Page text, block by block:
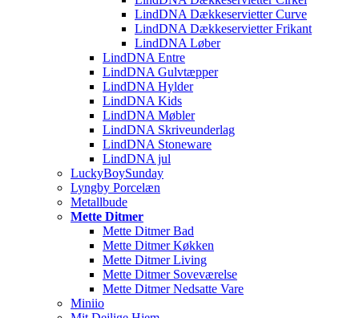
LindDNA Dækkeservietter Curve
LindDNA Dækkeservietter Frikant
LindDNA Løber
LindDNA Entre
LindDNA Gulvtæpper
LindDNA Hylder
LindDNA Kids
LindDNA Møbler
LindDNA Skriveunderlag
LindDNA Stoneware
LindDNA jul
LuckyBoySunday
Lyngby Porcelæn
Metallbude
Mette Ditmer
Mette Ditmer Bad
Mette Ditmer Køkken
Mette Ditmer Living
Mette Ditmer Soveværelse
Mette Ditmer Nedsatte Vare
Miniio